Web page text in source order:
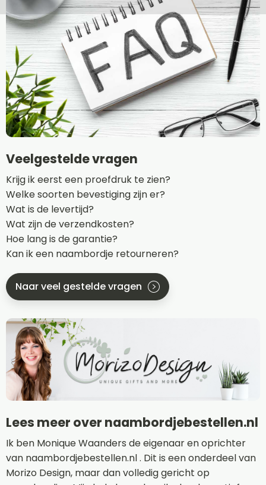
Veelgestelde vragen
Krijg ik eerst een proefdruk te zien?
Welke soorten bevestiging zijn er?
Wat is de levertijd?
Wat zijn de verzendkosten?
Hoe lang is de garantie?
Kan ik een naambordje retourneren?
Naar veel gestelde vragen
Lees meer over naambordjebestellen.nl
Ik ben Monique Waanders de eigenaar en oprichter
van naambordjebestellen.nl . Dit is een onderdeel van
Morizo Design, maar dan volledig gericht op